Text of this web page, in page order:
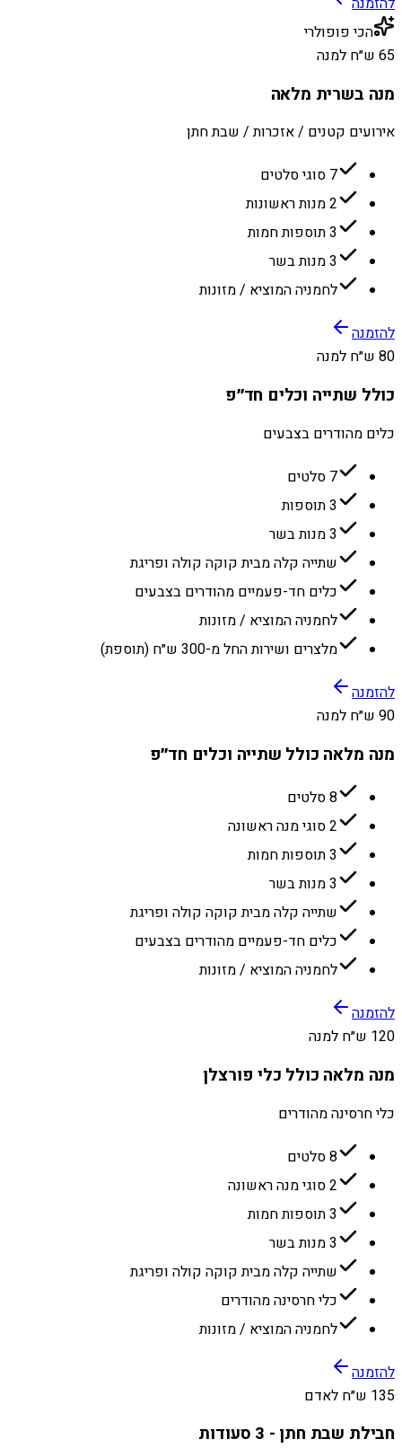
הכי פופולרי
65 ש״ח למנה
מנה בשרית מלאה
אירועים קטנים / אזכרות / שבת חתן
7 סוגי סלטים
2 מנות ראשונות
3 תוספות חמות
3 מנות בשר
לחמניה המוציא / מזונות
להזמנה
80 ש״ח למנה
כולל שתייה וכלים חד״פ
כלים מהודרים בצבעים
7 סלטים
3 תוספות
3 מנות בשר
שתייה קלה מבית קוקה קולה ופריגת
כלים חד-פעמיים מהודרים בצבעים
לחמניה המוציא / מזונות
מלצרים ושירות החל מ-300 ש״ח (תוספת)
להזמנה
90 ש״ח למנה
מנה מלאה כולל שתייה וכלים חד״פ
8 סלטים
2 סוגי מנה ראשונה
3 תוספות חמות
3 מנות בשר
שתייה קלה מבית קוקה קולה ופריגת
כלים חד-פעמיים מהודרים בצבעים
לחמניה המוציא / מזונות
להזמנה
120 ש״ח למנה
מנה מלאה כולל כלי פורצלן
כלי חרסינה מהודרים
8 סלטים
2 סוגי מנה ראשונה
3 תוספות חמות
3 מנות בשר
שתייה קלה מבית קוקה קולה ופריגת
כלי חרסינה מהודרים
לחמניה המוציא / מזונות
להזמנה
135 ש״ח לאדם
חבילת שבת חתן - 3 סעודות